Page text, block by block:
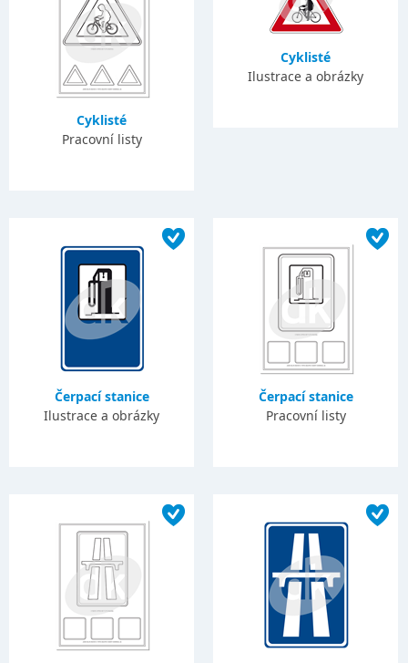
Cyklisté
Pracovní listy
Cyklisté
Ilustrace a obrázky
Čerpací stanice
Ilustrace a obrázky
Čerpací stanice
Pracovní listy